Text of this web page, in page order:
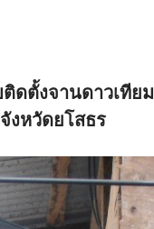
ดตั้งจานดาวเทียม
งหวัดยโสธร